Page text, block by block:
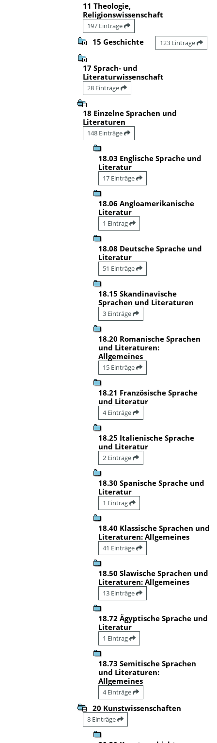
11 Theologie,
Religionswissenschaft
197 Einträge
15 Geschichte 123 Einträge
17 Sprach- und
Literaturwissenschaft
28 Einträge
18 Einzelne Sprachen und
Literaturen
148 Einträge
18.03 Englische Sprache und
Literatur
17 Einträge
18.06 Angloamerikanische
Literatur
1 Eintrag
18.08 Deutsche Sprache und
Literatur
51 Einträge
18.15 Skandinavische
Sprachen und Literaturen
3 Einträge
18.20 Romanische Sprachen
und Literaturen:
Allgemeines
15 Einträge
18.21 Französische Sprache
und Literatur
4 Einträge
18.25 Italienische Sprache
und Literatur
2 Einträge
18.30 Spanische Sprache und
Literatur
1 Eintrag
18.40 Klassische Sprachen und
Literaturen: Allgemeines
41 Einträge
18.50 Slawische Sprachen und
Literaturen: Allgemeines
13 Einträge
18.72 Ägyptische Sprache und
Literatur
1 Eintrag
18.73 Semitische Sprachen
und Literaturen:
Allgemeines
4 Einträge
20 Kunstwissenschaften
8 Einträge